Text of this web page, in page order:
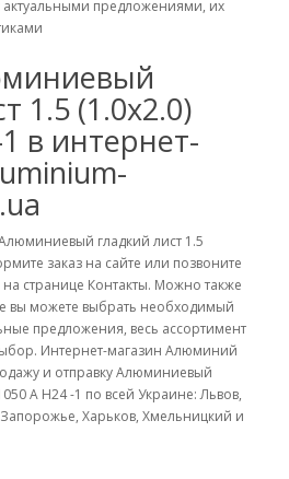
предложениями, их
1.5 (1.0х2.0)
в интернет-
гладкий лист 1.5
заказ на сайте или позвоните
странице Контакты. Можно также
вы можете выбрать необходимый
предложения, весь ассортимент
Интернет-магазин Алюминий
и отправку Алюминиевый
А Н24 -1 по всей Украине: Львов,
Харьков, Хмельницкий и